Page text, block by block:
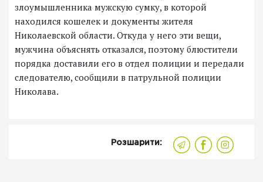
злоумышленника мужскую сумку, в которой
находился кошелек и документы жителя
Николаевской области. Откуда у него эти вещи,
мужчина объяснять отказался, поэтому блюстители
порядка доставили его в отдел полиции и передали
следователю, сообщили в патрульной полиции
Николава.
Розшарити: